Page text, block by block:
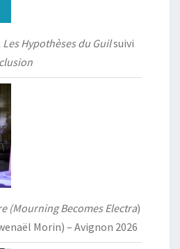
Les Hypothèses du Guilsuivi
(Mourning Becomes Electra)
Morin) – Avignon 2026